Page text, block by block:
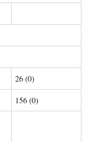
26 (0)
156 (0)